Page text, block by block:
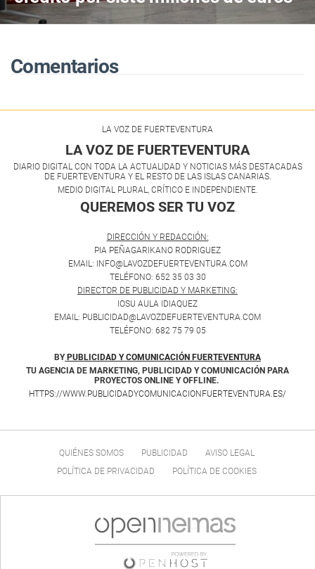
Comentarios
LA VOZ DE FUERTEVENTURA
LA VOZ DE FUERTEVENTURA
DIARIO DIGITAL CON TODA LA ACTUALIDAD Y NOTICIAS MÁS DESTACADAS
DE FUERTEVENTURA Y EL RESTO DE LAS ISLAS CANARIAS.
MEDIO DIGITAL PLURAL, CRÍTICO E INDEPENDIENTE.
QUEREMOS SER TU VOZ
DIRECCIÓN Y REDACCIÓN:
PIA PEÑAGARIKANO RODRIGUEZ
EMAIL: INFO@LAVOZDEFUERTEVENTURA.COM
TELÉFONO: 652 35 03 30
DIRECTOR DE PUBLICIDAD Y MARKETING:
IOSU AULA IDIAQUEZ
EMAIL: PUBLICIDAD@LAVOZDEFUERTEVENTURA.COM
TELÉFONO: 682 75 79 05
BY PUBLICIDAD Y COMUNICACIÓN FUERTEVENTURA
TU AGENCIA DE MARKETING, PUBLICIDAD Y COMUNICACIÓN PARA
PROYECTOS ONLINE Y OFFLINE.
HTTPS://WWW.PUBLICIDADYCOMUNICACIONFUERTEVENTURA.ES/
QUIÉNES SOMOS PUBLICIDAD
AVISO LEGAL
POLÍTICA DE PRIVACIDAD
POLÍTICA DE COOKIES